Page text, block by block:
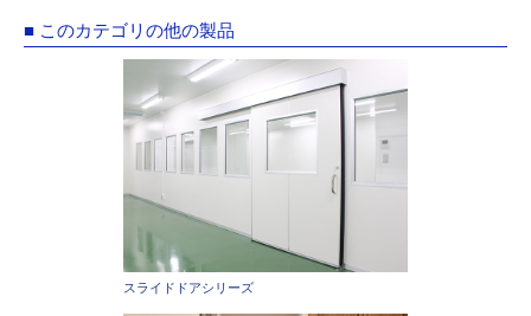
■ このカテゴリの他の製品
スライドドアシリーズ